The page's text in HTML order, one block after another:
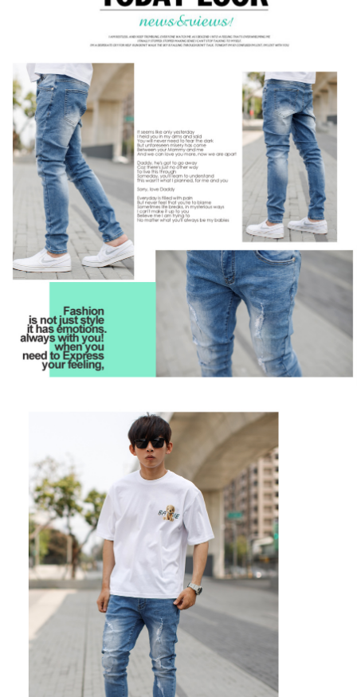
權轉讓予恩沛科技股份有限公司。
２．關於個人資料處理事宜，請瀏覽以下網址：
https://aftee.tw/terms/#terms3
「AFTEE先享後付」，若未經同意申辦者引起之損失，本公司不負相關責
任。
４．使用「AFTEE先享後付」時，將依據個別帳號之用戶狀況，依本公司即
時審查核予不同之上限額度；若仍有額度不足之情形，本公司將視審查結果
請求用戶進行身份認證。
５．嚴禁一人註冊多個帳號或使用他人資訊註冊。若發現惡意使用之情形，
恩沛科技股份有限公司將有權停止該用戶之使用額度並採取法律行動。